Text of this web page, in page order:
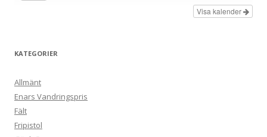
Visa kalender
KATEGORIER
Allmänt
Enars Vandringspris
Fält
Fripistol